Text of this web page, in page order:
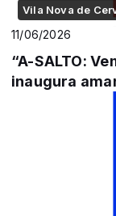
Vila Nova de
11/06/2026
“A-SALTO:
inaugura